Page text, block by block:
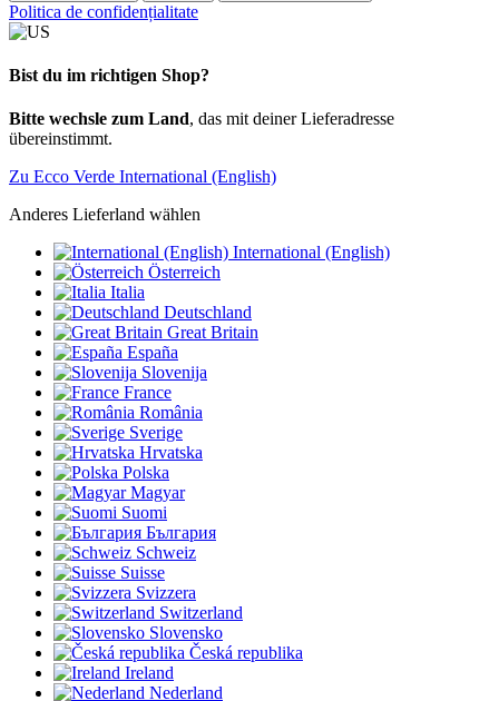
Politica de confidențialitate
Bist du im richtigen Shop?
Bitte wechsle zum Land, das mit deiner Lieferadresse
übereinstimmt.
Zu Ecco Verde International (English)
Anderes Lieferland wählen
International (English)
Österreich
Italia
Deutschland
Great Britain
España
Slovenija
France
România
Sverige
Hrvatska
Polska
Magyar
Suomi
България
Schweiz
Suisse
Svizzera
Switzerland
Slovensko
Česká republika
Ireland
Nederland